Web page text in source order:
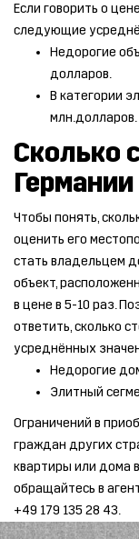
Если говорить о
следующие
Недорогие
долларов.
В категории
млн.долларов.
Сколько
Чтобы понять,
оценить его
стать владельцем
объект,
в цене в 5-10 раз.
ответить, сколько
усреднённых
Недорогие
Элитный
Ограничений в
граждан других
квартиры или дома
обращайтесь в
+49 179 135 28 43.